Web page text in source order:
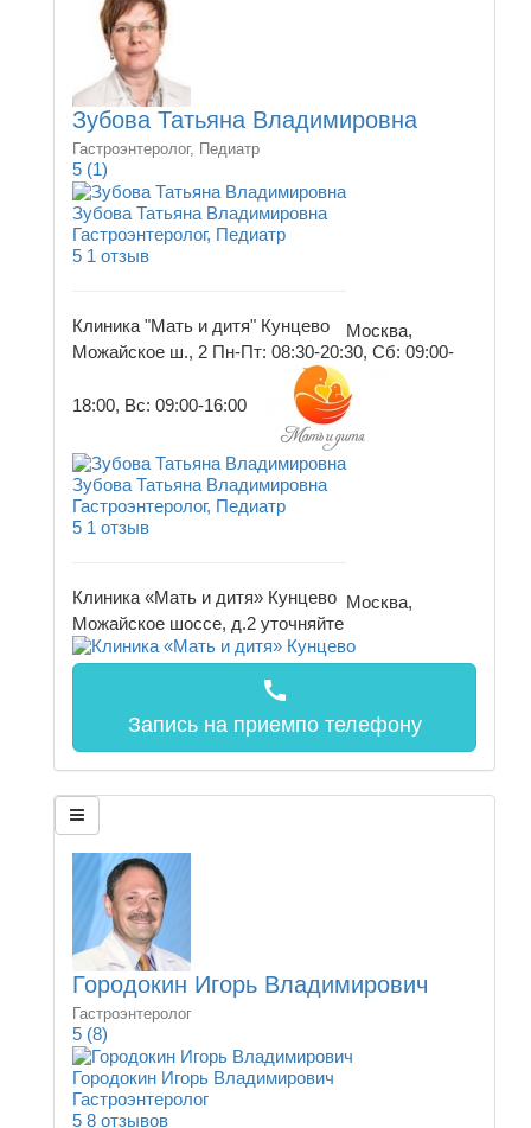
Зубова Татьяна Владимировна
Гастроэнтеролог, Педиатр
5 (1)
Зубова Татьяна Владимировна
Гастроэнтеролог, Педиатр
5 1 отзыв
Клиника "Мать и дитя" Кунцево
Москва,
Можайское ш., 2 Пн-Пт: 08:30-20:30, Сб: 09:00-
18:00, Вс: 09:00-16:00
Зубова Татьяна Владимировна
Гастроэнтеролог, Педиатр
5 1 отзыв
Клиника «Мать и дитя» Кунцево Москва,
Можайское шоссе, д.2 уточняйте
call
Запись на приемпо телефону
Городокин Игорь Владимирович
Гастроэнтеролог
5 (8)
Городокин Игорь Владимирович
Гастроэнтеролог
5 8 отзывов